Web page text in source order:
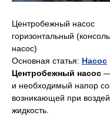
Центробежный насос
горизонтальный
насос)
Основная статья: Насос
Центробежный насос
и необходимый напор
возникающей при
жидкость.